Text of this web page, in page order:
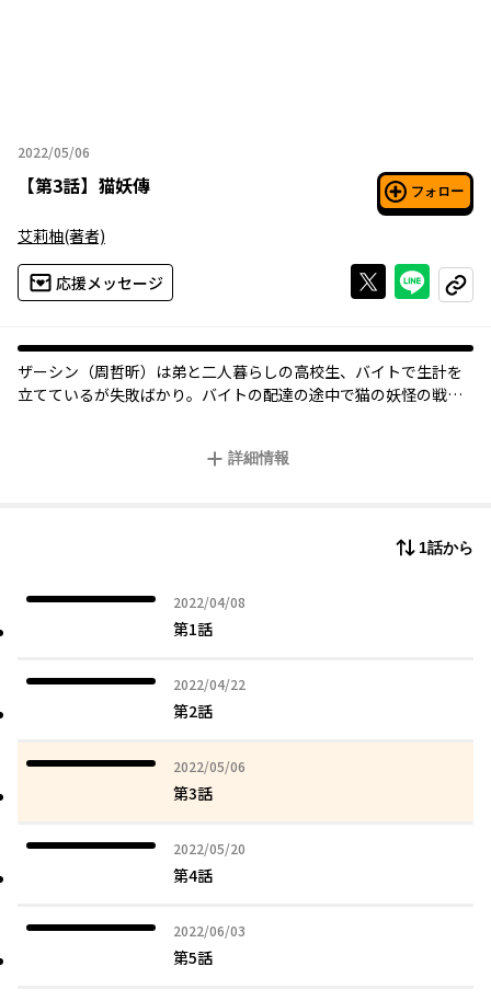
2022/05/06
2022年05月06日
【第3話】 猫妖傳 フォロー
艾莉柚(著者)
応援メッセージ Xで投稿する
ライン
コピー
ザーシン（周哲昕）は弟と二人暮らしの高校生、バイトで生計を
立てているが失敗ばかり。バイトの配達の途中で猫の妖怪の戦い
詳細情報
1話から
2022/04/08
2022年04月08日
第1話
2022/04/22
2022年04月22日
第2話
2022/05/06
2022年05月06日
第3話
2022/05/20
2022年05月20日
第4話
2022/06/03
2022年06月03日
第5話